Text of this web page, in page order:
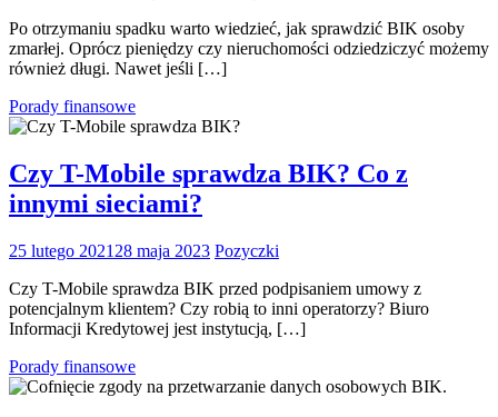
Po otrzymaniu spadku warto wiedzieć, jak sprawdzić BIK osoby
zmarłej. Oprócz pieniędzy czy nieruchomości odziedziczyć możemy
również długi. Nawet jeśli […]
Porady finansowe
Czy T-Mobile sprawdza BIK? Co z
innymi sieciami?
25 lutego 2021 28 maja 2023 Pozyczki
Czy T-Mobile sprawdza BIK przed podpisaniem umowy z
potencjalnym klientem? Czy robią to inni operatorzy? Biuro
Informacji Kredytowej jest instytucją, […]
Porady finansowe